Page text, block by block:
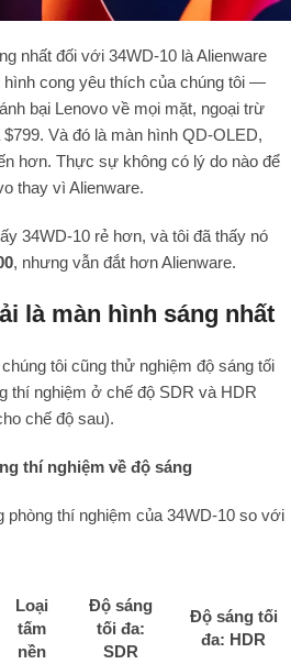
nhất đối với 34WD-10 là Alienware
cong yêu thích của chúng tôi —
bại Lenovo về mọi mặt, ngoại trừ
Và đó là màn hình QD-OLED,
hơn. Thực sự không có lý do nào để
thay vì Alienware.
34WD-10 rẻ hơn, và tôi đã thấy nó
, nhưng vẫn đắt hơn Alienware.
là màn hình sáng nhất
tôi cũng thử nghiệm độ sáng tối
thí nghiệm ở chế độ SDR và HDR
chế độ sau).
thí nghiệm về độ sáng
phòng thí nghiệm của 34WD-10 so với
Loại
tấm
nền
Độ sáng
tối đa:
SDR
Độ sáng tối
đa: HDR